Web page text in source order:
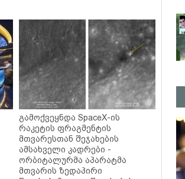
გამოქვეყნდა SpaceX-ის
რაკეტის ფრაგმენტის
მთვარესთან შეჯახების
ამსახველი კადრები -
ორბიტალურმა აპარატმა
მთვარის ზედაპირი